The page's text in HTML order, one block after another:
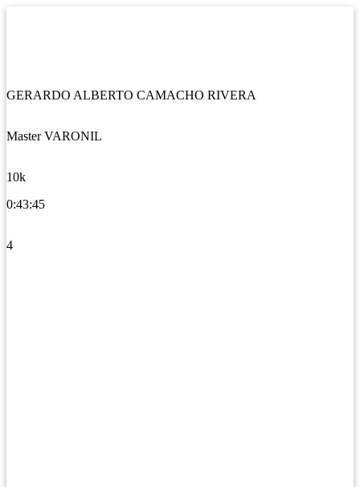
GERARDO ALBERTO CAMACHO RIVERA
Master VARONIL
10k
0:43:45
4